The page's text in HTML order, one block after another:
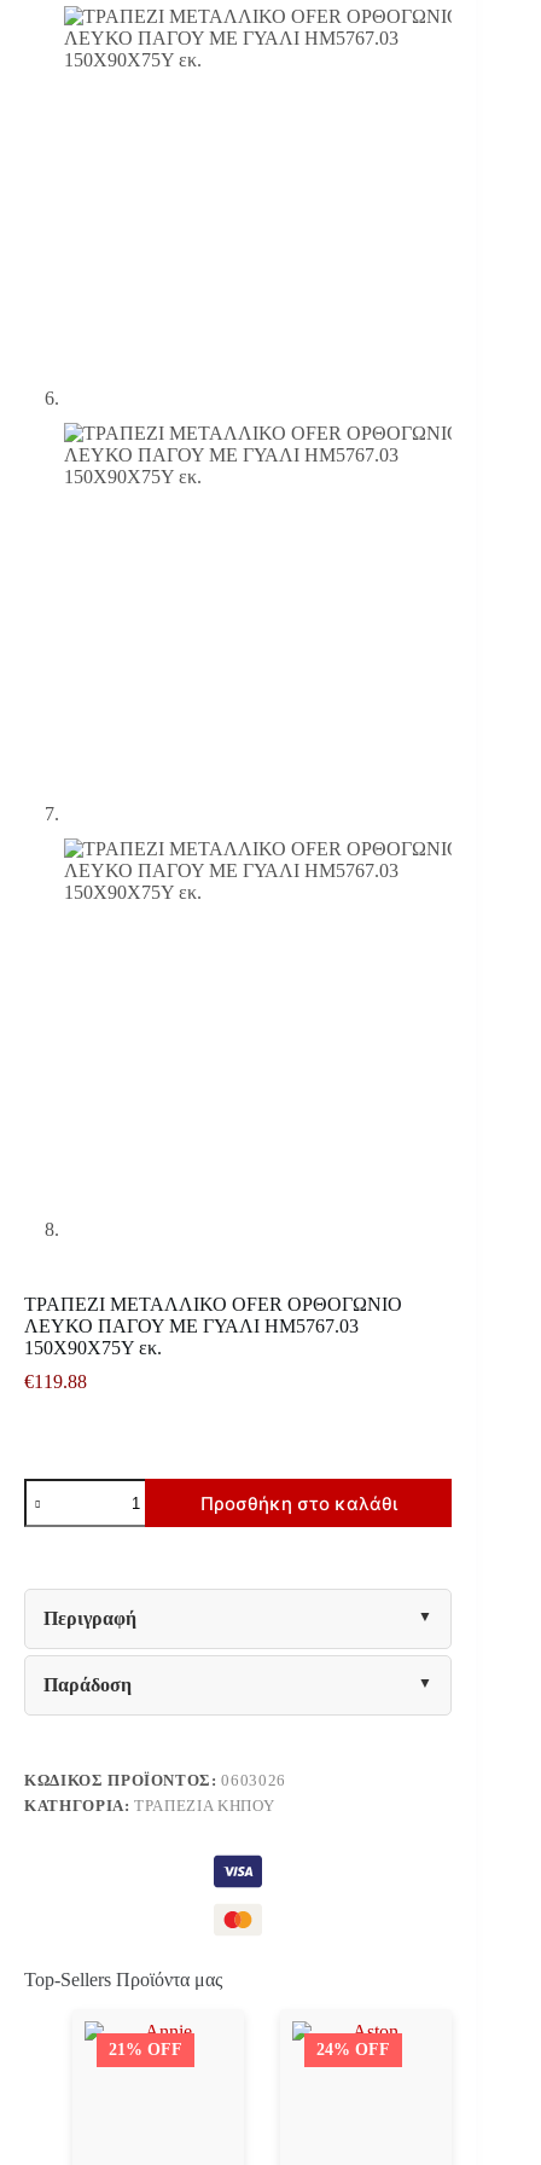
ΤΡΑΠΕΖΙ ΜΕΤΑΛΛΙΚΟ OFER ΟΡΘΟΓΩΝΙΟ
ΛΕΥΚΟ ΠΑΓΟΥ ΜΕ ΓΥΑΛΙ HM5767.03
150X90Χ75Υ εκ.
€119.88
ΤΡΑΠΕΖΙ
ΜΕΤΑΛΛΙΚΟ
OFER
ΠΑΓΟΥ
ΜΕ
ΓΥΑΛΙ
HM5767.03
150X90Χ75Υ
εκ.
ποσότητα
Προσθήκη στο καλάθι
Περιγραφή
Παράδοση
ΚΩΔΙΚΌΣ ΠΡΟΪΌΝΤΟΣ:0603026
ΚΑΤΗΓΟΡΊΑ:ΤΡΑΠΈΖΙΑ ΚΉΠΟΥ
Top-Sellers Προϊόντα μας
21% OFF 24% OFF